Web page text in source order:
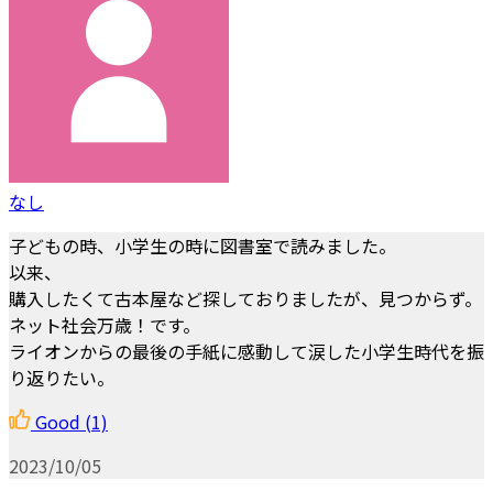
なし
子どもの時、小学生の時に図書室で読みました。
以来、
購入したくて古本屋など探しておりましたが、見つからず。
ネット社会万歳！です。
ライオンからの最後の手紙に感動して涙した小学生時代を振
り返りたい。
Good (1)
2023/10/05